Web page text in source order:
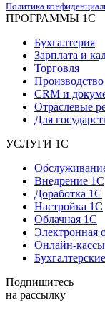
Политика
ПРОГРАММЫ 1С
Бухгалтерия
Зарплата и
Торговля
CRM и
Отраслевые
Для
УСЛУГИ 1С
Внедрение 1С
Доработка 1С
Настройка 1С
Облачная 1С
Электронная
Онлайн-
Подпишитесь
на рассылку